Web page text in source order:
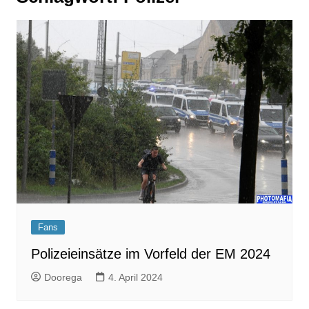
Fans
Polizeieinsätze im Vorfeld der EM 2024
Doorega 4. April 2024